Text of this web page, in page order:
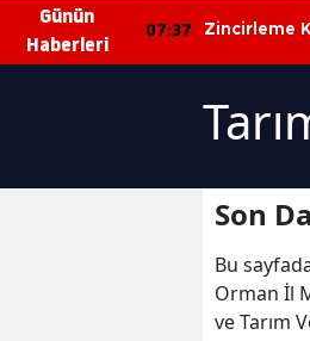
Günün
Haberleri
07:37 Zincirleme
Son
Bu
Orman İl
ve Tarım